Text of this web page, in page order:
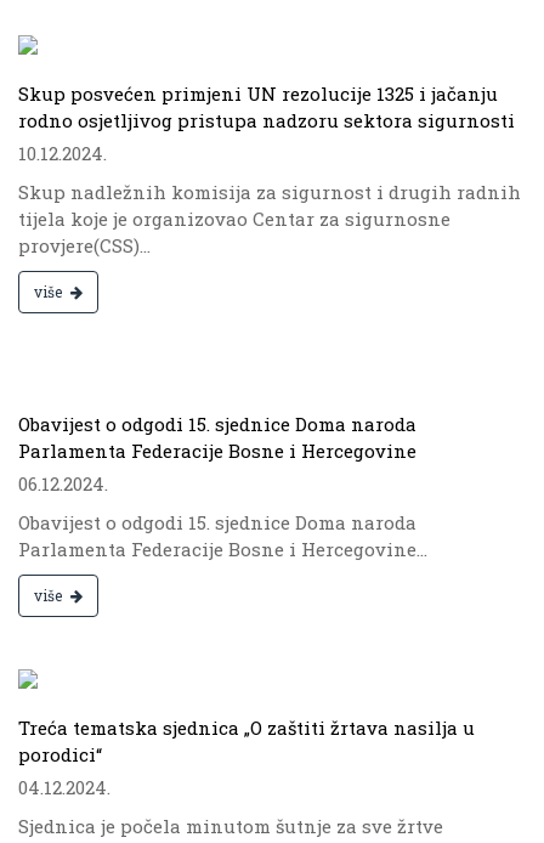
Skup posvećen primjeni UN rezolucije 1325 i jačanju
rodno osjetljivog pristupa nadzoru sektora sigurnosti
10.12.2024.
Skup nadležnih komisija za sigurnost i drugih radnih
tijela koje je organizovao Centar za sigurnosne
provjere(CSS)...
više
Obavijest o odgodi 15. sjednice Doma naroda
Parlamenta Federacije Bosne i Hercegovine
06.12.2024.
Obavijest o odgodi 15. sjednice Doma naroda
Parlamenta Federacije Bosne i Hercegovine...
više
Treća tematska sjednica „O zaštiti žrtava nasilja u
porodici“
04.12.2024.
Sjednica je počela minutom šutnje za sve žrtve